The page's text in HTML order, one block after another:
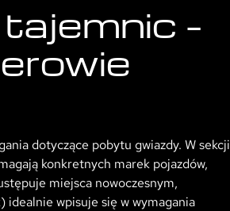
–
dotyczące pobytu gwiazdy. W sekcji
konkretnych marek pojazdów,
miejsca nowoczesnym,
wpisuje się w wymagania